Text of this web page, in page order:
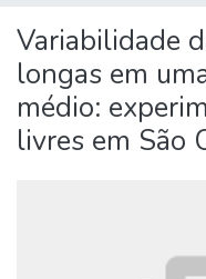
Statistics
Variabilidade
longas em
médio:
livres em São